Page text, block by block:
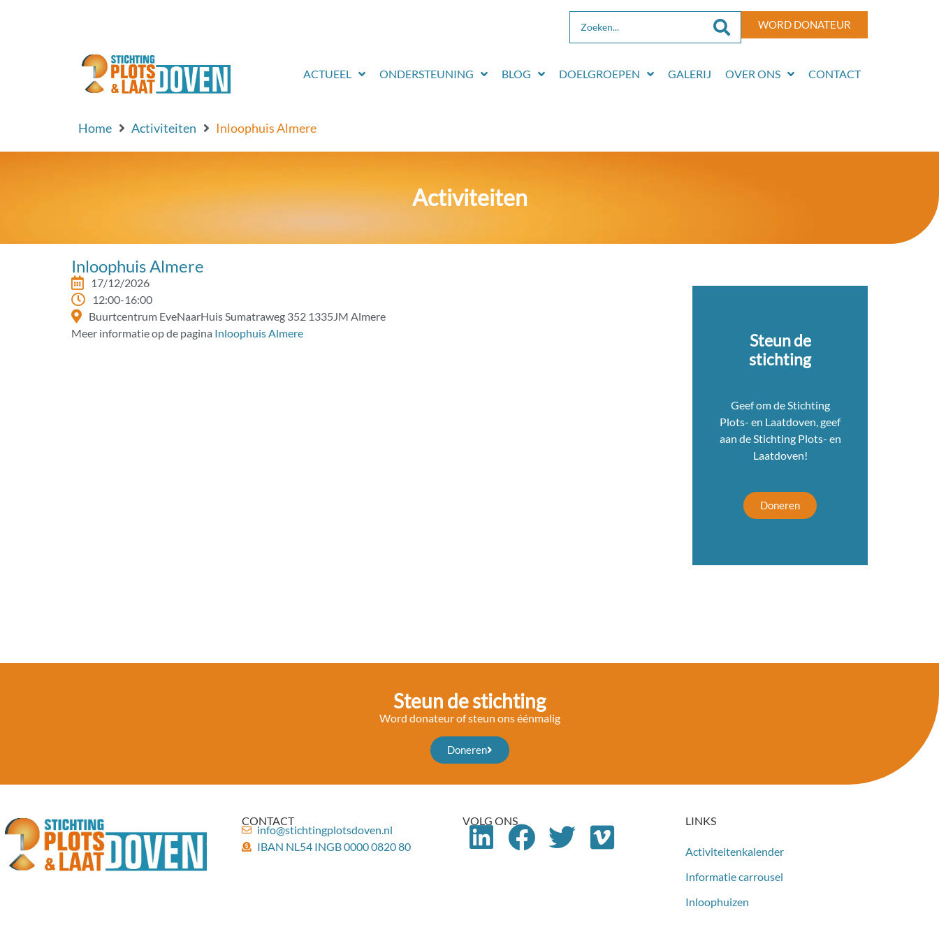
WORD DONATEUR
ACTUEEL ONDERSTEUNING BLOG DOELGROEPEN GALERIJ OVER ONS CONTACT
Home Activiteiten Inloophuis Almere
Activiteiten
Inloophuis Almere
17/12/2026
12:00-16:00
Buurtcentrum EveNaarHuis Sumatraweg 352 1335JM Almere
Meer informatie op de pagina Inloophuis Almere
Steun de
stichting
Geef om de Stichting
Plots- en Laatdoven, geef
aan de Stichting Plots- en
Laatdoven!
Doneren
Steun de stichting
Word donateur of steun ons éénmalig
Doneren
CONTACT
info@stichtingplotsdoven.nl
IBAN NL54 INGB 0000 0820 80
VOLG ONS LINKS
Activiteitenkalender
Informatie carrousel
Inloophuizen